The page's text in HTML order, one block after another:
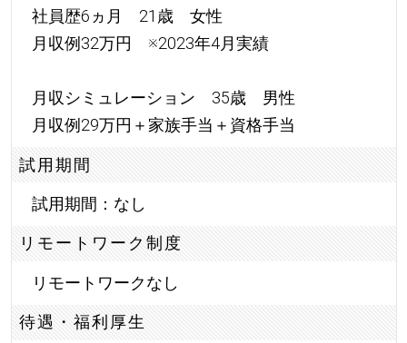
社員歴6ヵ月 21歳 女性
月収例32万円 ※2023年4月実績
月収シミュレーション 35歳 男性
月収例29万円＋家族手当＋資格手当
試用期間
試用期間：なし
リモートワーク制度
リモートワークなし
待遇・福利厚生